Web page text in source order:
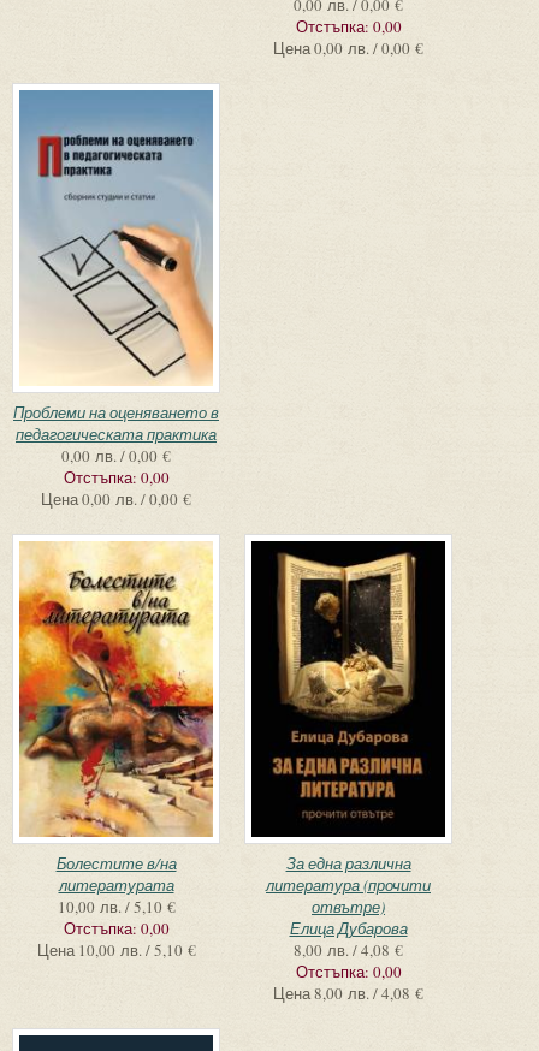
0,00 лв. / 0,00 €
Отстъпка: 0,00
Цена0,00 лв. / 0,00 €
Проблеми на оценяването в
педагогическата практика
0,00 лв. / 0,00 €
Отстъпка: 0,00
Цена0,00 лв. / 0,00 €
Болестите в/на
литературата
10,00 лв. / 5,10 €
Отстъпка: 0,00
Цена 10,00 лв. / 5,10 €
За една различна
литература (прочити
отвътре)
Елица Дубарова
8,00 лв. / 4,08 €
Отстъпка: 0,00
Цена8,00 лв. / 4,08 €